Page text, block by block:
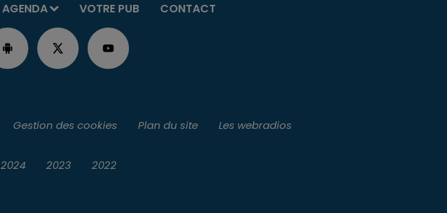
AGENDA VOTRE PUB CONTACT
Gestion des cookies Plan du site Les webradios
2024 2023 2022